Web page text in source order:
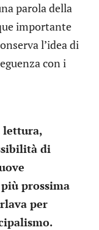
parola della
importante
l’idea di
con i
lettura,
di
prossima
per